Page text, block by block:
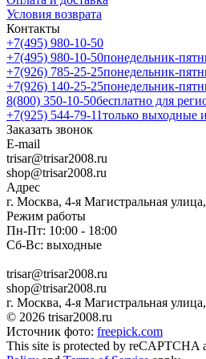
Условия возврата
Контакты
+7(495) 980-10-50
+7(495) 980-10-50понедельник-
+7(926) 785-25-25понедельник-
+7(926) 140-25-25понедельник-
8(800) 350-10-50бесплатно для
+7(925) 544-79-11только выходные
Заказать звонок
E-mail
trisar@trisar2008.ru
shop@trisar2008.ru
Адрес
г. Москва, 4-я Магистральная
Режим работы
Пн-Пт: 10:00 - 18:00
Сб-Вс: выходные
trisar@trisar2008.ru
shop@trisar2008.ru
г. Москва, 4-я Магистральная
© 2026 trisar2008.ru
Источник фото: freepick.com
This site is protected by reCAPTCHA